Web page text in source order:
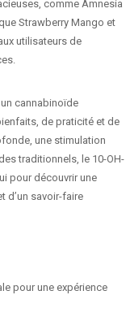
comme Amnesia
Strawberry Mango et
utilisateurs de
cannabinoïde
de praticité et de
une stimulation
traditionnels, le 10-OH-
pour découvrir une
d’un savoir-faire
pour une expérience